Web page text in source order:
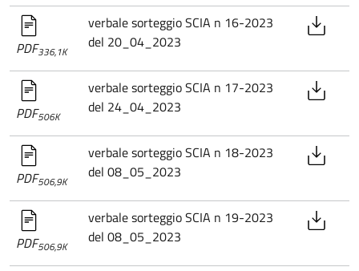
PDF336,1K
verbale sorteggio SCIA n 16-2023
del 20_04_2023
PDF506K
verbale sorteggio SCIA n 17-2023
del 24_04_2023
PDF506,9K
verbale sorteggio SCIA n 18-2023
del 08_05_2023
PDF506,9K
verbale sorteggio SCIA n 19-2023
del 08_05_2023